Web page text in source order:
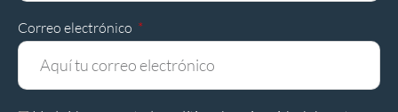
Correo electrónico